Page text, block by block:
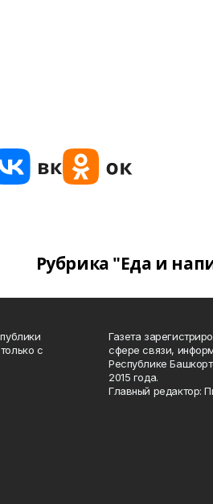
Рубрика "Еда и
с
Газета
сфере связи,
Республике
2015 года.
Главный редактор: